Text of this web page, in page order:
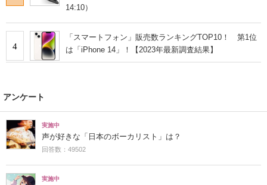
14:10）
4
「スマートフォン」販売数ランキングTOP10！ 第1位
は「iPhone 14」！【2023年最新調査結果】
アンケート
実施中
声が好きな「日本のボーカリスト」は？
回答数：49502
実施中